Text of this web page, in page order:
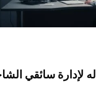
لإدارة سائقي